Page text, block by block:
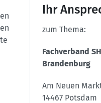
Ihr
zum Thema:
Fachverband
Brandenburg
Am Neuen
14467 Potsdam